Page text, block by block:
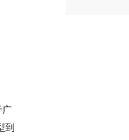
广
到